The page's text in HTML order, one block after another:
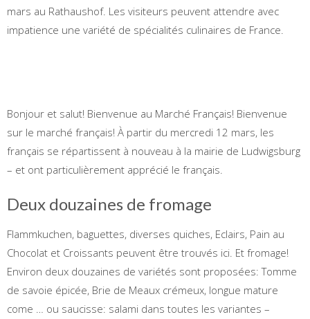
mars au Rathaushof. Les visiteurs peuvent attendre avec
impatience une variété de spécialités culinaires de France.
Bonjour et salut! Bienvenue au Marché Français! Bienvenue
sur le marché français! À partir du mercredi 12 mars, les
français se répartissent à nouveau à la mairie de Ludwigsburg
– et ont particulièrement apprécié le français.
Deux douzaines de fromage
Flammkuchen, baguettes, diverses quiches, Eclairs, Pain au
Chocolat et Croissants peuvent être trouvés ici. Et fromage!
Environ deux douzaines de variétés sont proposées: Tomme
de savoie épicée, Brie de Meaux crémeux, longue mature
come … ou saucisse: salami dans toutes les variantes –